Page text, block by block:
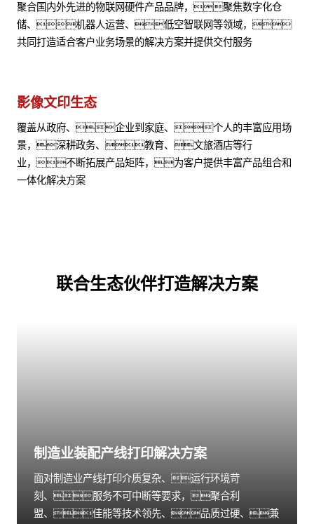
聚合国内外先进的物联网硬件产品品牌，聚焦数字化仓
储、机器人运营、低空智联网等领域，
共同打造适合客户业务场景的解决方案并提供交付服务
影像文印生态
覆盖从政府、企业到家庭、个人的丰富应用场
景，深耕政务、教育、文旅酒店等行
业，不断拓展产品矩阵，为客户提供丰富产品组合和
一体化解决方案
联合生态伙伴打造解决方案
制造业装配产线打印解决方案
面对制造业产线打印介质复杂、运行环境苛
刻、服务不可中断等要求，聚合利
盟、佳能等技术领先、品质过硬、兼